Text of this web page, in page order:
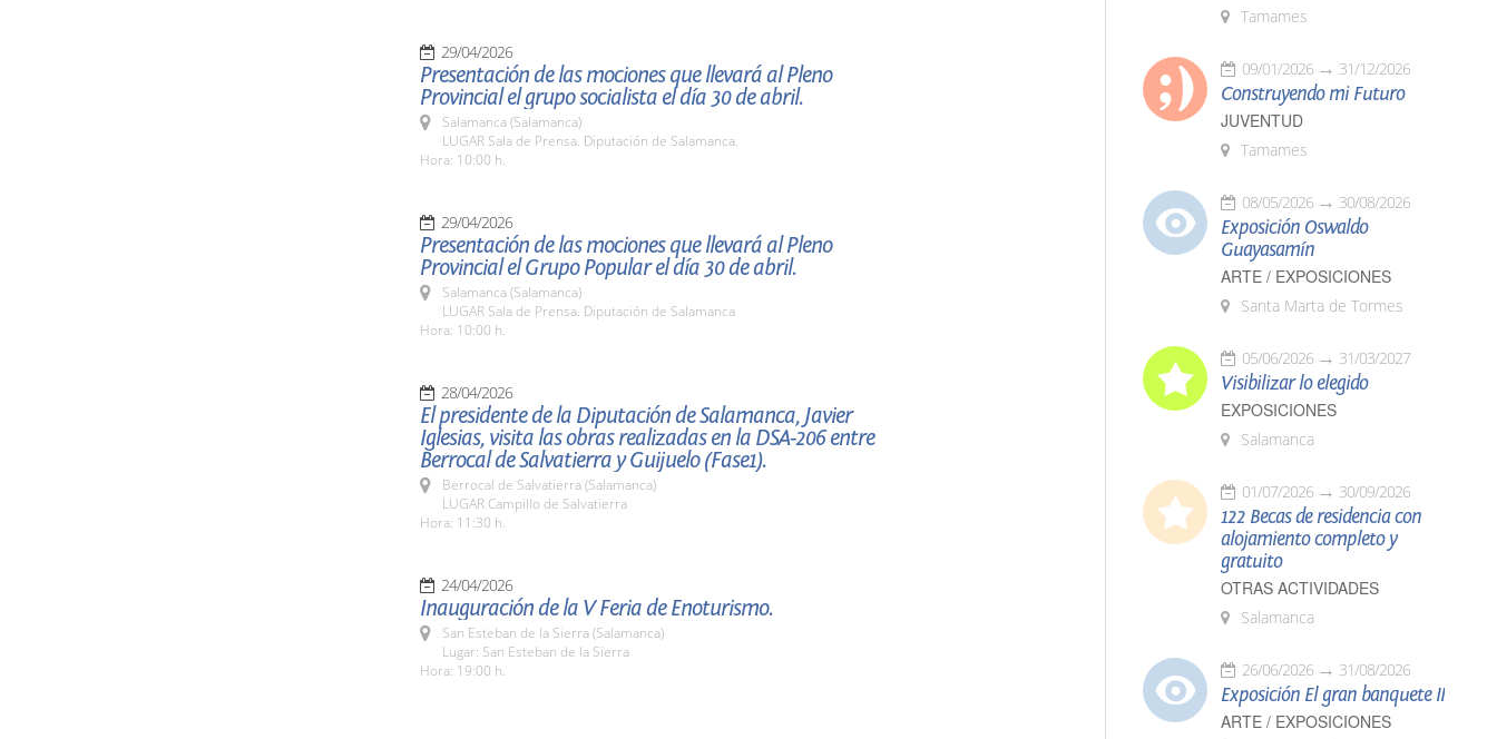
29/04/2026
Presentación de las mociones que llevará al Pleno
Provincial el grupo socialista el día 30 de abril.
Salamanca (Salamanca)
LUGAR Sala de Prensa. Diputación de Salamanca.
Hora: 10:00 h.
29/04/2026
Presentación de las mociones que llevará al Pleno
Provincial el Grupo Popular el día 30 de abril.
Salamanca (Salamanca)
LUGAR Sala de Prensa. Diputación de Salamanca
Hora: 10:00 h.
28/04/2026
El presidente de la Diputación de Salamanca, Javier
Iglesias, visita las obras realizadas en la DSA-206 entre
Berrocal de Salvatierra y Guijuelo (Fase1).
Berrocal de Salvatierra (Salamanca)
LUGAR Campillo de Salvatierra
Hora: 11:30 h.
24/04/2026
Inauguración de la V Feria de Enoturismo.
San Esteban de la Sierra (Salamanca)
Lugar: San Esteban de la Sierra
Hora: 19:00 h.
Tamames
09/01/2026 31/12/2026
Construyendo mi Futuro
JUVENTUD
Tamames
08/05/2026 30/08/2026
Exposición Oswaldo
Guayasamín
ARTE / EXPOSICIONES
Santa Marta de Tormes
05/06/2026 31/03/2027
Visibilizar lo elegido
EXPOSICIONES
Salamanca
01/07/2026 30/09/2026
122 Becas de residencia con
alojamiento completo y
gratuito
OTRAS ACTIVIDADES
Salamanca
26/06/2026 31/08/2026
Exposición El gran banquete II
ARTE / EXPOSICIONES